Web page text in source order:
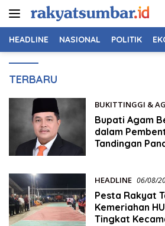
HEADLINE NASIONAL POLITIK
rakyatsumbar.id
TERBARU
BUKITTINGGI &
Bupati Agam
dalam
Tandingan
HEADLINE 06/08/
Pesta Rakyat
Kemeriahan
Tingkat